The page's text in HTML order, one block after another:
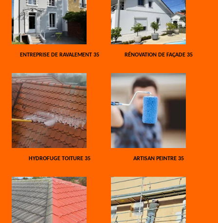
ENTREPRISE DE RAVALEMENT 35 RÉNOVATION DE FAÇADE 35
HYDROFUGE TOITURE 35 ARTISAN PEINTRE 35